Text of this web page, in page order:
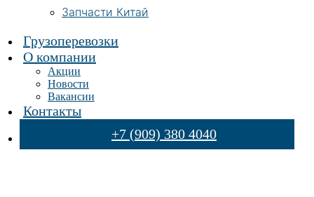
Запчасти Китай
Грузоперевозки
О компании
Акции
Новости
Вакансии
Контакты
+7 (909) 380 4040